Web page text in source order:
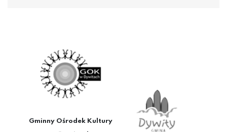
Gminny Ośrodek Kultury